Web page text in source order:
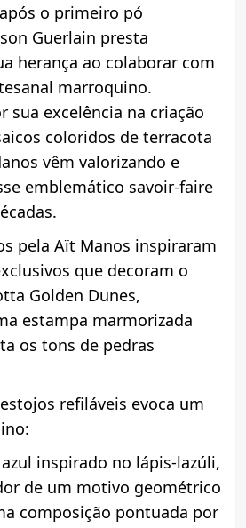
o primeiro pó
Guerlain presta
herança ao colaborar com
marroquino.
sua excelência na criação
coloridos de terracota
vêm valorizando e
emblemático savoir-faire
pela Aït Manos inspiraram
que decoram o
Golden Dunes,
estampa marmorizada
os tons de pedras
refiláveis evoca um
inspirado no lápis-lazúli,
de um motivo geométrico
composição pontuada por